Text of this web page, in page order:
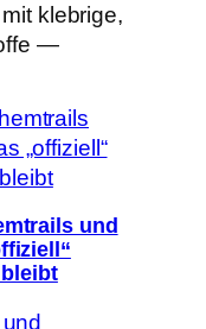
klebrige,
—
und